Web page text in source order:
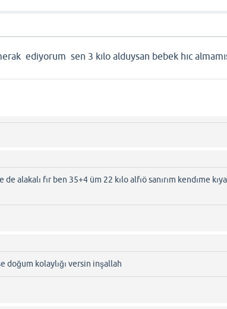
ediyorum sen 3 kılo alduysan bebek hıc
alakalı fır ben 35+4 üm 22 kılo alfıö sanırım kendıme
doğum kolaylığı versin inşallah